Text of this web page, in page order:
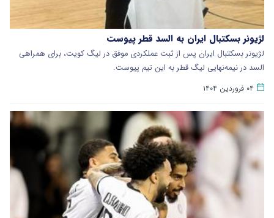
لژیونر بسکتبال ایران به السد قطر پیوست
لژیونر بسکتبال ایران پس از ثبت عملکردی موفق در لیگ کویت، برای همراهی
السد در نیمه‌نهایی لیگ قطر به این تیم پیوست.
۰۴ فروردین ۱۴۰۴